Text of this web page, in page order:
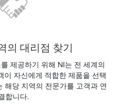
의 대리점 찾기
제공하기 위해 NI는 전 세계의
이 자신에게 적합한 제품을 선택
해당 지역의 전문가를 고객과 연
합니다.